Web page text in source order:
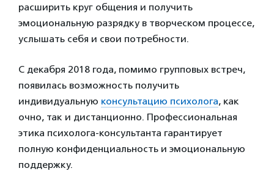
расширить круг общения и получить
эмоциональную разрядку в творческом процессе,
услышать себя и свои потребности.
С декабря 2018 года, помимо групповых встреч,
появилась возможность получить
индивидуальную консультацию психолога, как
очно, так и дистанционно. Профессиональная
этика психолога-консультанта гарантирует
полную конфиденциальность и эмоциональную
поддержку.